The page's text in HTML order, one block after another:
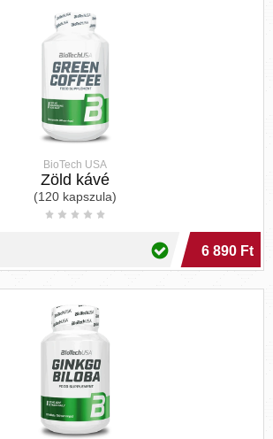
BioTech USA
Zöld kávé
(120 kapszula)
6 890 Ft